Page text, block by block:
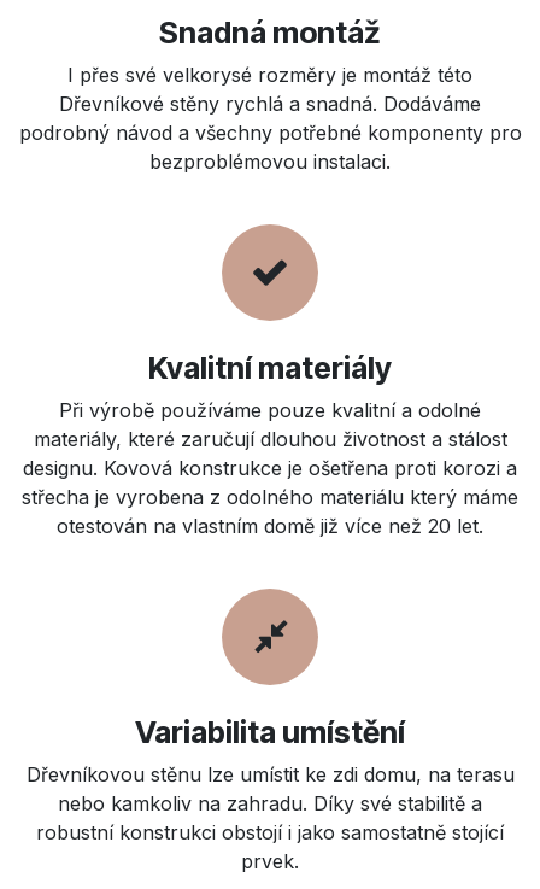
Snadná montáž
I přes své velkorysé rozměry je montáž této
Dřevníkové stěny rychlá a snadná. Dodáváme
podrobný návod a všechny potřebné komponenty pro
bezproblémovou instalaci.
Kvalitní materiály
Při výrobě používáme pouze kvalitní a odolné
materiály, které zaručují dlouhou životnost a stálost
designu. Kovová konstrukce je ošetřena proti korozi a
střecha je vyrobena z odolného materiálu který máme
otestován na vlastním domě již více než 20 let.
Variabilita umístění
Dřevníkovou stěnu lze umístit ke zdi domu, na terasu
nebo kamkoliv na zahradu. Díky své stabilitě a
robustní konstrukci obstojí i jako samostatně stojící
prvek.